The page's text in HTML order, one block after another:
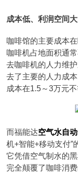
成本低、利润空间大
咖啡馆的主要成本
咖啡机占地面积通
去咖啡机的人力维
去了主要的人力成
成本在1.5～3万元不
而福能达空气水自
机+智能+移动支付”
它凭借空气制水的黑
完全颠覆了咖啡消